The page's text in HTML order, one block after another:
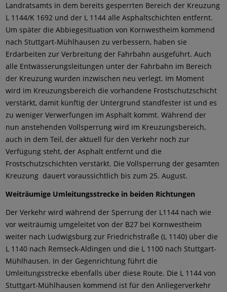
Landratsamts in dem bereits gesperrten Bereich der Kreuzung
L 1144/K 1692 und der L 1144 alle Asphaltschichten entfernt.
Um später die Abbiegesituation von Kornwestheim kommend
nach Stuttgart-Mühlhausen zu verbessern, haben sie
Erdarbeiten zur Verbreitung der Fahrbahn ausgeführt. Auch
alle Entwässerungsleitungen unter der Fahrbahn im Bereich
der Kreuzung wurden inzwischen neu verlegt. Im Moment
wird im Kreuzungsbereich die vorhandene Frostschutzschicht
verstärkt, damit künftig der Untergrund standfester ist und es
zu weniger Verwerfungen im Asphalt kommt. Während der
nun anstehenden Vollsperrung wird im Kreuzungsbereich,
auch in dem Teil, der aktuell für den Verkehr noch zur
Verfügung steht, der Asphalt entfernt und die
Frostschutzschichten verstärkt. Die Vollsperrung der gesamten
Kreuzung dauert voraussichtlich bis zum 25. August.
Weiträumige Umleitungsstrecke in beiden Richtungen
Der Verkehr wird während der Sperrung der L1144 nach wie
vor weiträumig umgeleitet von der B27 bei Kornwestheim
weiter nach Ludwigsburg zur Friedrichstraße (L 1140) über die
L 1140 nach Remseck-Aldingen und die L 1100 nach Stuttgart-
Mühlhausen. In der Gegenrichtung führt die
Umleitungsstrecke ebenfalls über diese Route. Die L 1144 von
Stuttgart-Mühlhausen kommend ist für den Anliegerverkehr